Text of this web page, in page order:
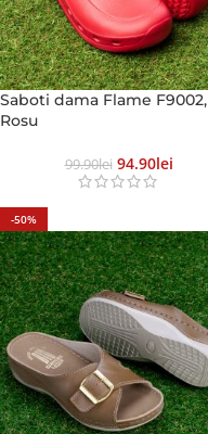
Saboti dama Flame F9002,
Rosu
99.90Lei 94.90Lei
-50%